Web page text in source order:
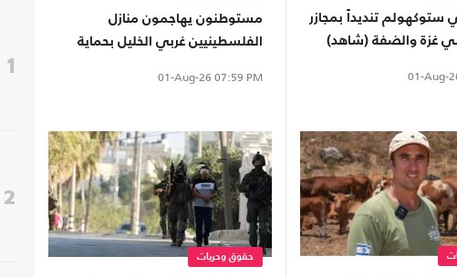
ستوكهولم تنديداً بمجازر
في غزة والضفة (شاهد)
01-Aug-
مستوطنون يهاجمون منازل
الفلسطينيين غربي الخليل بحماية
01-Aug-26 07:59 PM
حقوق وحريات
1
2